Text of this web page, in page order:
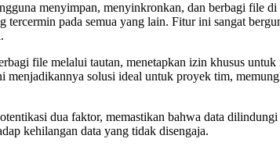
menyimpan, menyinkronkan, dan berbagi file
tercermin pada semua yang lain. Fitur ini sangat
file melalui tautan, menetapkan izin khusus
solusi ideal untuk proyek tim,
dua faktor, memastikan bahwa data
kehilangan data yang tidak disengaja.